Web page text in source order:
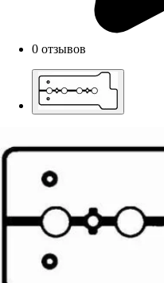
0 отзывов